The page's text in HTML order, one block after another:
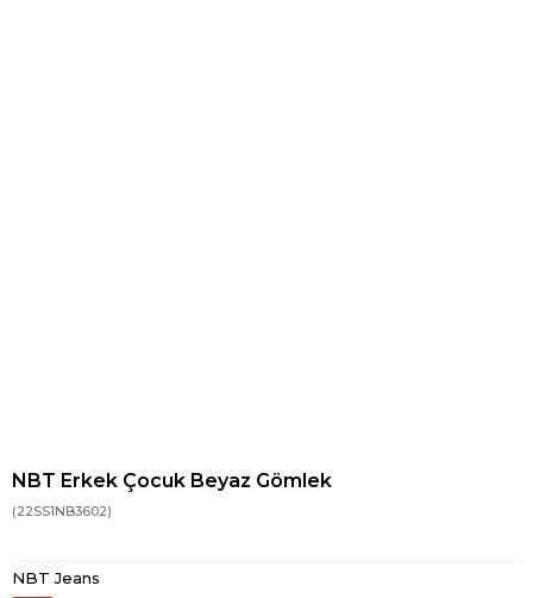
NBT Erkek Çocuk Beyaz Gömlek
(22SS1NB3602)
NBT Jeans